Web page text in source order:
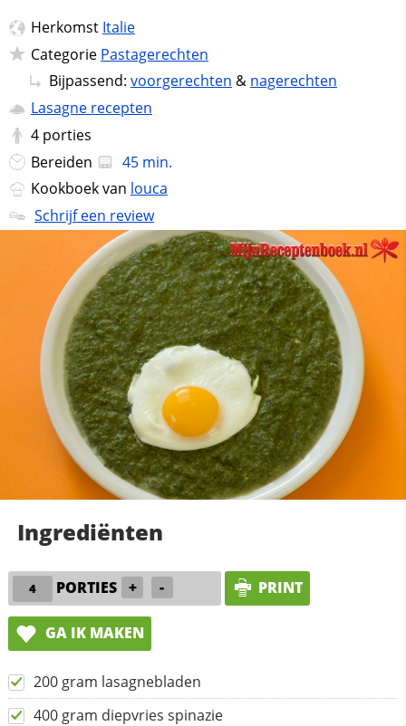
Herkomst Italie
Categorie Pastagerechten
Bijpassend: voorgerechten & nagerechten
Lasagne recepten
4 porties
Bereiden
45 min.
Kookboek van louca
Schrijf een review
Ingrediënten
PORTIES + - PRINT
GA IK MAKEN
200 gram lasagnebladen
400 gram diepvries spinazie